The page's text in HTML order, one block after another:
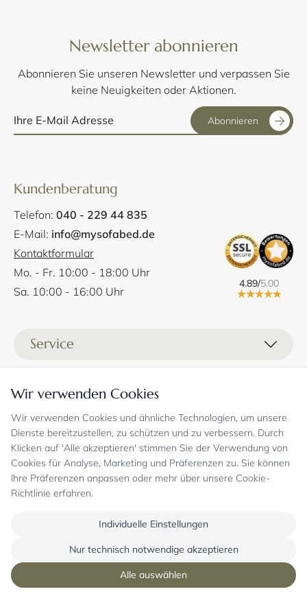
Wir verwenden Cookies
Wir verwenden Cookies und ähnliche Technologien, um unsere
Dienste bereitzustellen, zu schützen und zu verbessern. Durch
Klicken auf 'Alle akzeptieren' stimmen Sie der Verwendung von
Cookies für Analyse, Marketing und Präferenzen zu. Sie können
Ihre Präferenzen anpassen oder mehr über unsere Cookie-
Richtlinie erfahren.
Individuelle Einstellungen
Nur technisch notwendige akzeptieren
Alle auswählen
Sessel mit Klappfunktion ideal in kleine Zimmer. Für die CITY
Möbelserie stehen Ihnen zwei Stoffkollektionen zur Verfügung.
Zum einen die reguläre Stoffkollektion von Softline, z.B. mit dem
Wollstoff Filz oder dem grob gewebtem Stoff Nordic. Zum
anderen gibt es die CITY Schlafmöbel auch mit den exklusiven
Newsletter abonnieren
Abonnieren Sie unseren Newsletter und verpassen Sie
keine Neuigkeiten oder Aktionen.
Abonnieren
Kundenberatung
Telefon: 040 - 229 44 835
E-Mail: info@mysofabed.de
Kontaktformular
Mo. - Fr. 10:00 - 18:00 Uhr
Sa. 10:00 - 16:00 Uhr
4.89/5.00
Service
Zahlungsmöglichkeiten
Stoffprobenanfrage
Gutschein
Sicheres Einkaufen und Retoureninfo
FAQ
Jobs
Bekannt aus
Informationen
Kontakt
Showrooms
Datenschutz
Allgemeine Geschäftsbedingungen
Widerrufsrecht, Widerrufsfolgen
Sicheres Einkaufen
Echte Kundenbewertungen
Überweisung erst kurz vor Lieferung
Oder per PayPal (mit Käuferschutz)
Onlineshop mit über 18 Jahren Erfahrung
Zahlungsarten
Folgen Sie uns